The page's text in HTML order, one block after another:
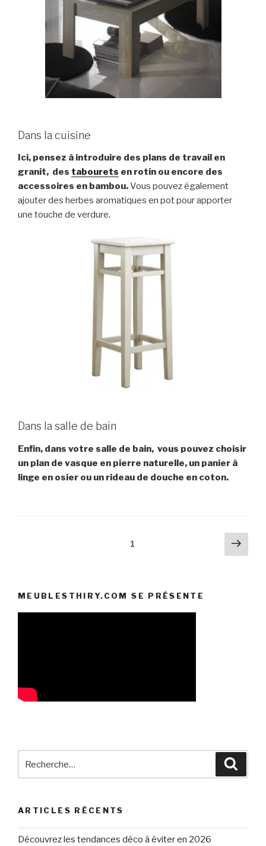
Dans la cuisine
Ici, pensez à introduire des plans de travail en
granit, des tabourets en rotin ou encore des
accessoires en bambou.Vous pouvez également
ajouter des herbes aromatiques en pot pour apporter
une touche de verdure.
Dans la salle de bain
Enfin, dans votre salle de bain, vous pouvez choisir
un plan de vasque en pierre naturelle, un panier à
linge en osier ou un rideau de douche en coton.
1
MEUBLESTHIRY.COM SE PRÉSENTE
ARTICLES RÉCENTS
Découvrez les tendances déco à éviter en 2026